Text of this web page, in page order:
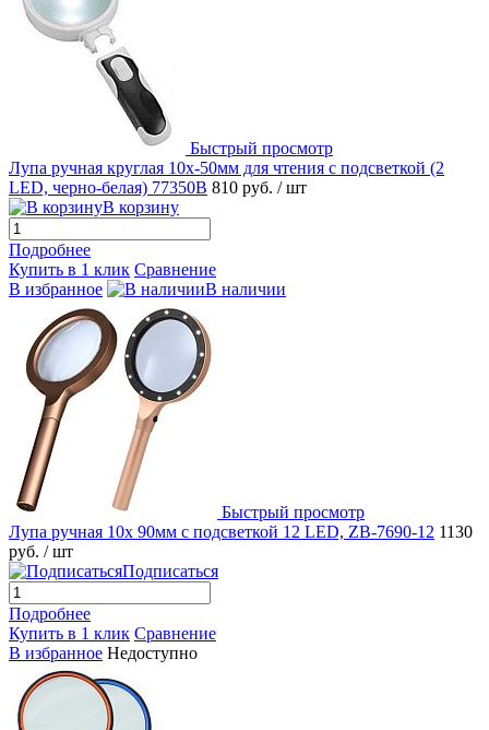
Быстрый просмотр
Лупа ручная круглая 10x-50мм для чтения с подсветкой (2
LED, черно-белая) 77350B 810 руб. / шт
В корзину
Подробнее
Купить в 1 клик Сравнение
В избранное
В наличии
Быстрый просмотр
Лупа ручная 10x 90мм с подсветкой 12 LED, ZB-7690-12 1130
руб. / шт
Подписаться
Подробнее
Купить в 1 клик Сравнение
В избранное Недоступно